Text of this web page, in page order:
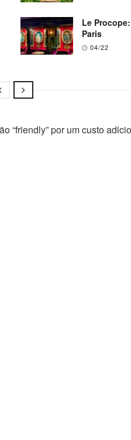
Le
Paris
04/22
“friendly” por um custo